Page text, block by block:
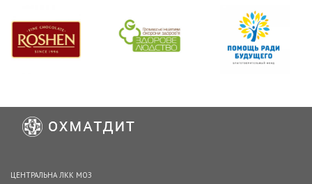
ЦЕНТРАЛЬНА ЛКК МОЗ